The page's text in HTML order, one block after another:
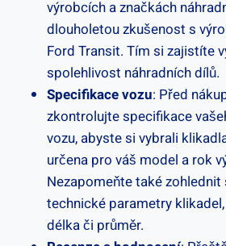
výrobcích ⁢a značkách
dlouholetou zkušenost s
Ford Transit. Tím si zajistíte
spolehlivost ‌náhradních dílů.
Specifikace⁢ vozu: Před
zkontrolujte specifikace
vozu, abyste ‍si vybrali
určena ​pro váš model a rok
Nezapomeňte také
technické‌ parametry
délka či průměr.